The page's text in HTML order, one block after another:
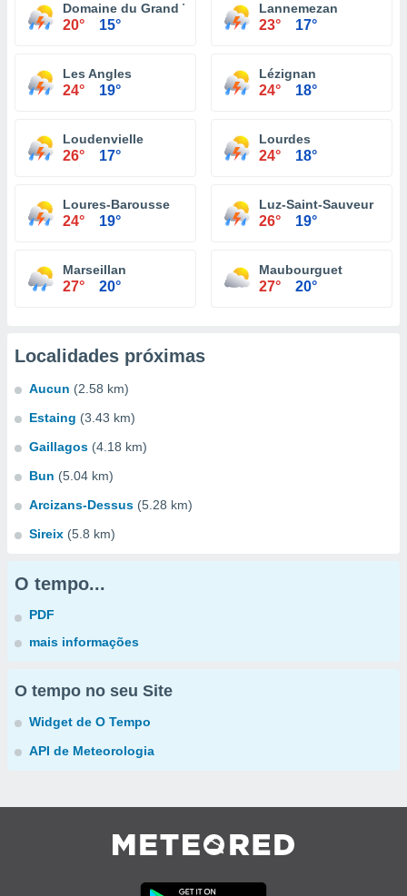
Domaine du Grand Tourmalet
20° 15°
Lannemezan
23° 17°
Les Angles
24° 19°
Lézignan
24° 18°
Loudenvielle
26° 17°
Lourdes
24° 18°
Loures-Barousse
24° 19°
Luz-Saint-Sauveur
26° 19°
Marseillan
27° 20°
Maubourguet
27° 20°
Localidades próximas
Aucun (2.58 km)
Estaing (3.43 km)
Gaillagos (4.18 km)
Bun (5.04 km)
Arcizans-Dessus (5.28 km)
Sireix (5.8 km)
O tempo...
PDF
mais informações
O tempo no seu Site
Widget de O Tempo
API de Meteorologia